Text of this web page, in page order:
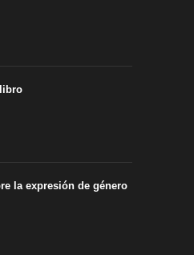
la expresión de género